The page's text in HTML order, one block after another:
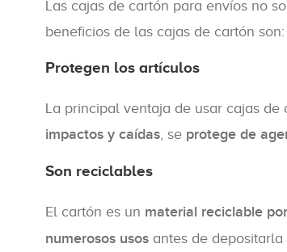
Las cajas de cartón para envíos no
beneficios de las cajas de cartón son:
Protegen los artículos
La principal ventaja de usar cajas
impactos y caídas, se protege de
Son reciclables
El cartón es un material reciclable
numerosos usos antes de